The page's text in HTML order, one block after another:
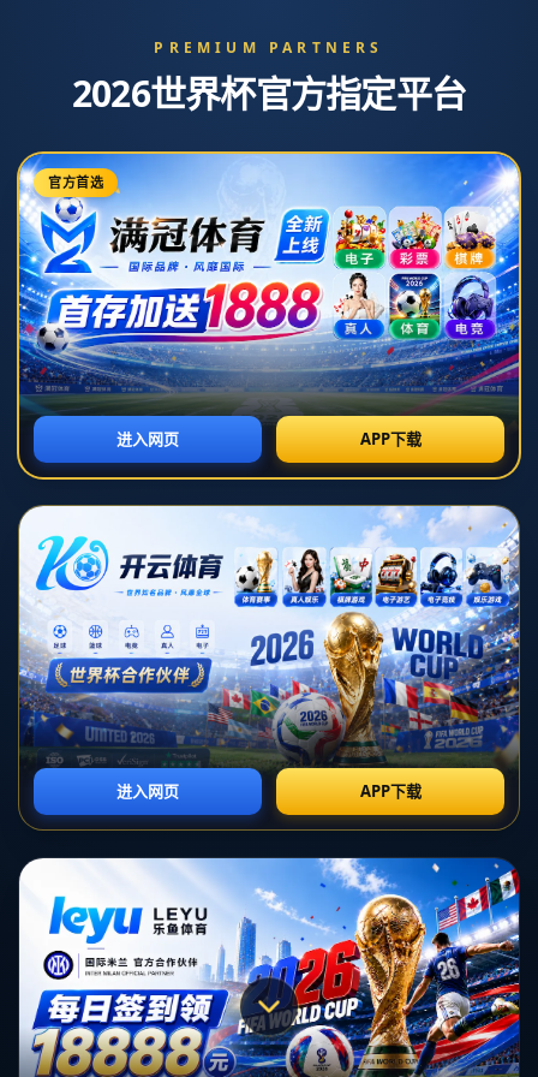
对不起，俺把您找的内容弄丢了！您可以选择
网站首页 返回上一页
本站 提醒您 - 您找的内容暂时不可用或者被删除了！